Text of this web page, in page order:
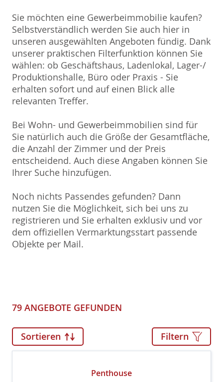
Sie möchten eine Gewerbeimmobilie kaufen?
Selbstverständlich werden Sie auch hier in
unseren ausgewählten Angeboten fündig. Dank
unserer praktischen Filterfunktion können Sie
wählen: ob Geschäftshaus, Ladenlokal, Lager-/
Produktionshalle, Büro oder Praxis - Sie
erhalten sofort und auf einen Blick alle
relevanten Treffer.
Bei Wohn- und Gewerbeimmobilien sind für
Sie natürlich auch die Größe der Gesamtfläche,
die Anzahl der Zimmer und der Preis
entscheidend. Auch diese Angaben können Sie
Ihrer Suche hinzufügen.
Noch nichts Passendes gefunden? Dann
nutzen Sie die Möglichkeit, sich bei uns zu
registrieren und Sie erhalten exklusiv und vor
dem offiziellen Vermarktungsstart passende
Objekte per Mail.
79 ANGEBOTE GEFUNDEN
Sortieren Filtern
Penthouse